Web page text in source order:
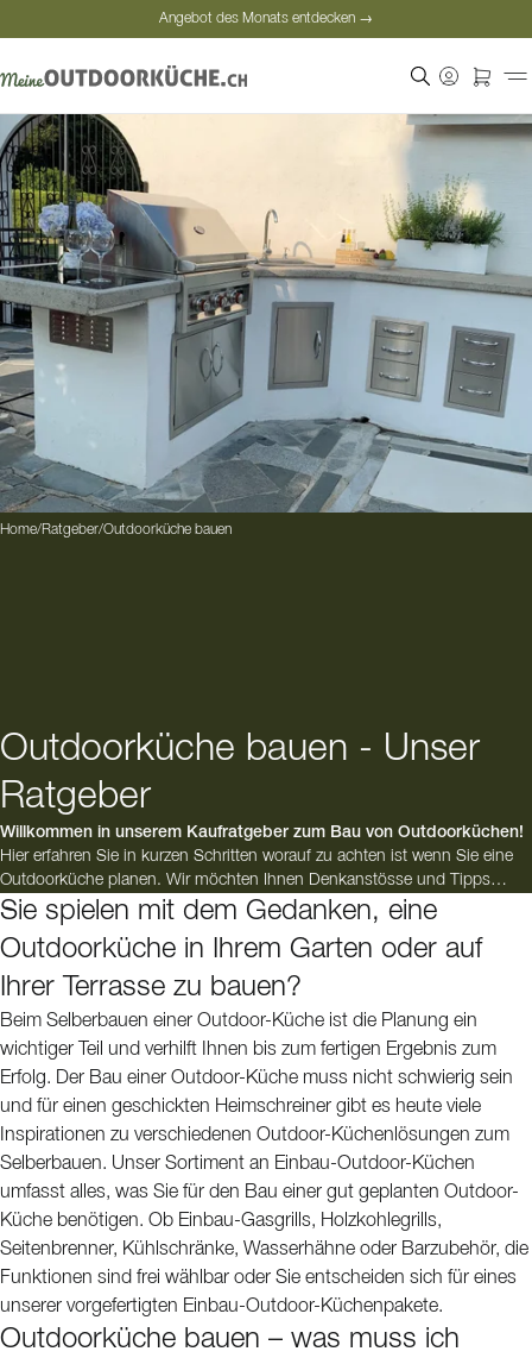
Angebot des Monats entdecken →
Home/Ratgeber/Outdoorküche bauen
Outdoorküche bauen - Unser
Ratgeber
Willkommen in unserem Kaufratgeber zum Bau von Outdoorküchen!
Hier erfahren Sie in kurzen Schritten worauf zu achten ist wenn Sie eine
Outdoorküche planen. Wir möchten Ihnen Denkanstösse und Tipps
geben um einen Platz, für eine unvergessliche Zeit im Freien, zu kreieren.
Ein Platz für Freunde und Familie mit Köstlichkeiten die Sie unteren
freiem Himmel zubereitet haben.
Sie spielen mit dem Gedanken, eine
Outdoorküche in Ihrem Garten oder auf
Ihrer Terrasse zu bauen?
Beim Selberbauen einer Outdoor-Küche ist die Planung ein
wichtiger Teil und verhilft Ihnen bis zum fertigen Ergebnis zum
Erfolg. Der Bau einer Outdoor-Küche muss nicht schwierig sein
und für einen geschickten Heimschreiner gibt es heute viele
Inspirationen zu verschiedenen Outdoor-Küchenlösungen zum
Selberbauen. Unser Sortiment an Einbau-Outdoor-Küchen
umfasst alles, was Sie für den Bau einer gut geplanten Outdoor-
Küche benötigen. Ob Einbau-Gasgrills, Holzkohlegrills,
Seitenbrenner, Kühlschränke, Wasserhähne oder Barzubehör, die
Funktionen sind frei wählbar oder Sie entscheiden sich für eines
unserer vorgefertigten Einbau-Outdoor-Küchenpakete.
Outdoorküche bauen – was muss ich